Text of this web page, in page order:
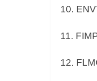
10.
11.
12.